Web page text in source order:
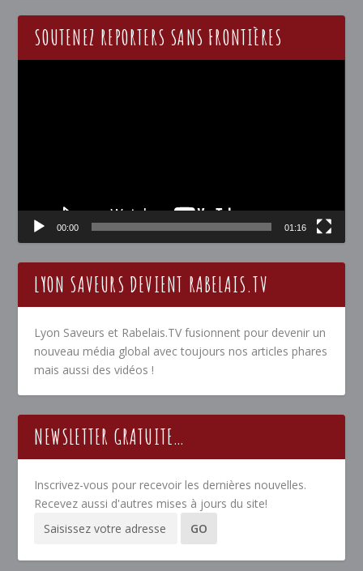
SOUTENEZ REPORTERS SANS FRONTIÈRES
00:00 01:16
LYON SAVEURS DEVIENT RABELAIS.TV
Lyon Saveurs et Rabelais.TV fusionnent pour devenir un
nouveau média global avec toujours nos articles phares
mais aussi des vidéos !
NEWSLETTER GRATUITE…
Inscrivez-vous pour recevoir les dernières nouvelles.
Recevez aussi d'autres mises à jours du site!